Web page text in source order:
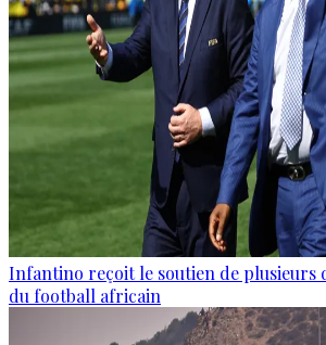
Infantino reçoit le soutien de plusieurs
du football africain